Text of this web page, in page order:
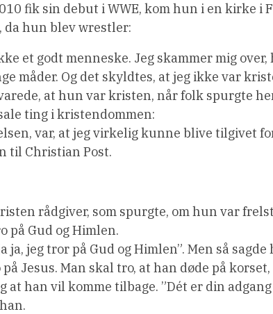
fik sin debut i WWE, kom hun i en kirke i
hun blev wrestler:
et godt menneske. Jeg skammer mig over,
måder. Og det skyldtes, at jeg ikke var
at hun var kristen, når folk spurgte
ting i kristendommen:
var, at jeg virkelig kunne blive tilgivet
til Christian Post.
rådgiver, som spurgte, om hun var
på Gud og Himlen.
ja, jeg tror på Gud og Himlen”. Men så
Jesus. Man skal tro, at han døde på
at han vil komme tilbage. ”Dét er din